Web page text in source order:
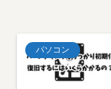
パソコン